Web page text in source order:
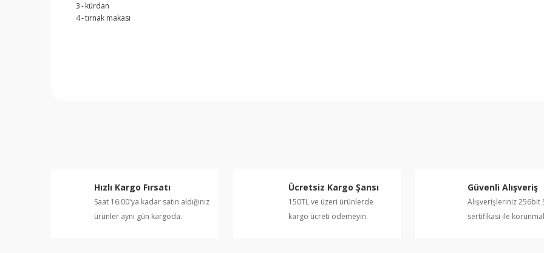
3-kürdan
4-tırnak makası
Ürün fiyatı diğer sitelerden daha pahalı.
Hızlı Kargo Fırsatı
Saat 16:00'ya kadar satın aldığınız
ürünler aynı gün kargoda.
Ücretsiz Kargo Şansı
150TL ve üzeri ürünlerde
kargo ücreti ödemeyin.
Güvenli Alışveriş
Alışverişleriniz 256bit
sertifikası ile